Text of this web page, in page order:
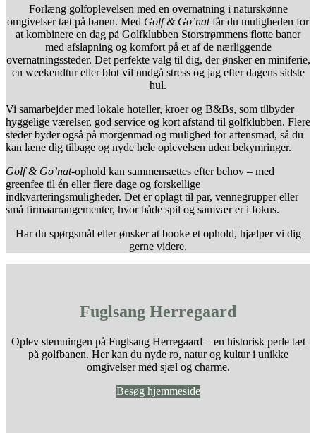
Forlæng golfoplevelsen med en overnatning i naturskønne
omgivelser tæt på banen. Med Golf & Go’natfår du muligheden for
at kombinere en dag på Golfklubben Storstrømmens flotte baner
med afslapning og komfort på et af de nærliggende
overnatningssteder. Det perfekte valg til dig, der ønsker en miniferie,
en weekendtur eller blot vil undgå stress og jag efter dagens sidste
hul.
Vi samarbejder med lokale hoteller, kroer og B&Bs, som tilbyder
hyggelige værelser, god service og kort afstand til golfklubben. Flere
steder byder også på morgenmad og mulighed for aftensmad, så du
kan læne dig tilbage og nyde hele oplevelsen uden bekymringer.
Golf & Go’nat-ophold kan sammensættes efter behov – med
greenfee til én eller flere dage og forskellige
indkvarteringsmuligheder. Det er oplagt til par, vennegrupper eller
små firmaarrangementer, hvor både spil og samvær er i fokus.
Har du spørgsmål eller ønsker at booke et ophold, hjælper vi dig
gerne videre.
Fuglsang Herregaard
Oplev stemningen på Fuglsang Herregaard – en historisk perle tæt
på golfbanen. Her kan du nyde ro, natur og kultur i unikke
omgivelser med sjæl og charme.
Besøg hjemmeside